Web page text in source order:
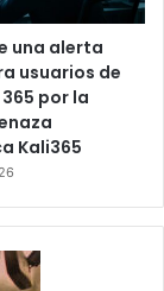
una alerta
usuarios de
por la
Kali365